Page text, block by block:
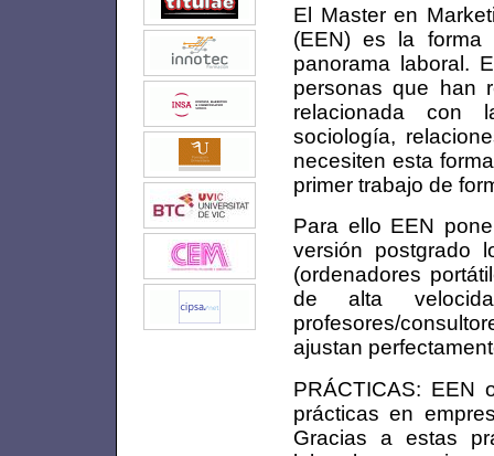
El Master en
(EEN) es la forma
panorama laboral.
personas que han
relacionada con
sociología,
necesiten esta
primer trabajo de
Para ello EEN
versión postgrado
(ordenadores
de alta
profesores/
ajustan
PRÁCTICAS: EEN
prácticas en
Gracias a estas